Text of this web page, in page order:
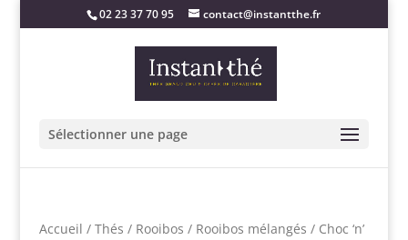
02 23 37 70 95 contact@instantthe.fr
Sélectionner une page
Accueil / Thés / Rooibos / Rooibos mélangés / Choc ‘n’